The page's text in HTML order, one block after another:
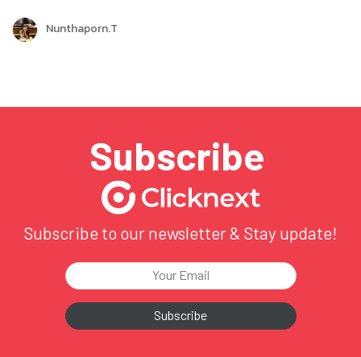
ที่เรานึกถึงจะแตกต่างออกไปจากเดิม เมื่อเทคโนโลยีได้เข้ามามี
บทบาทกับการศึกษามากขึ้น ในมหาวิทยาลัย โรงเรียน สถาบันการ
Nunthaporn.T
Subscribe
Subscribe to our newsletter & Stay update!